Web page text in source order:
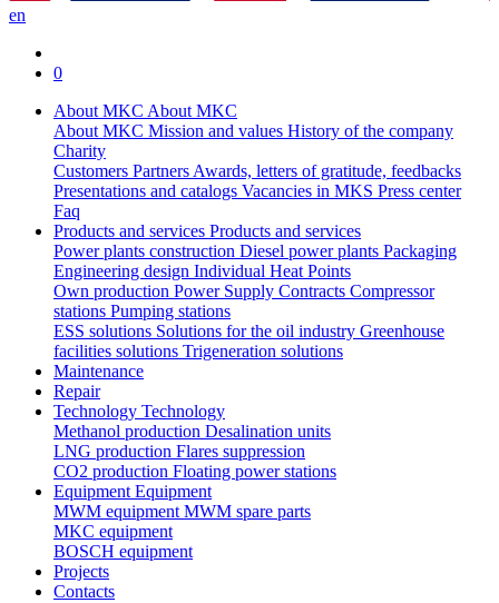
en
0
About MKC About MKC
About MKC Mission and values History of the company
Charity
Customers PartnersAwards, letters of gratitude, feedbacks
Presentations and catalogs Vacancies in MKS Press center
Faq
Products and services Products and services
Power plants construction Diesel power plants Packaging
Engineering design Individual Heat Points
Own production Power Supply Contracts Compressor
stations Pumping stations
ESS solutions Solutions for the oil industry Greenhouse
facilities solutions Trigeneration solutions
Maintenance
Repair
Technology Technology
Methanol production Desalination units
LNG production Flares suppression
СО2 production Floating power stations
EquipmentEquipment
MWM equipmentMWM spare parts
MKC equipment
BOSCH equipment
Projects
Contacts